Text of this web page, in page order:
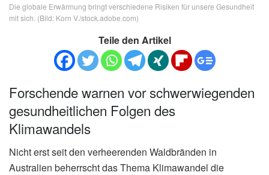
Die globale Erwärmung bringt verschiedene Risiken für unsere Gesundheit
mit sich. (Bild: Korn V./stock.adobe.com)
Teile den Artikel
Forschende warnen vor schwerwiegenden
gesundheitlichen Folgen des
Klimawandels
Nicht erst seit den verheerenden Waldbränden in
Australien beherrscht das Thema Klimawandel die